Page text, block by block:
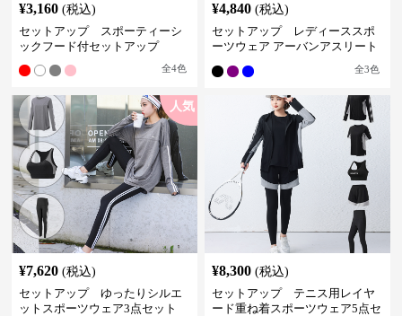
¥3,160 (税込)
セットアップ スポーティーシ
ックフード付セットアップ
全4色
¥4,840 (税込)
セットアップ レディーススポ
ーツウェア アーバンアスリート
全3色
人気
¥7,620 (税込)
セットアップ ゆったりシルエ
ットスポーツウェア3点セット
¥8,300 (税込)
セットアップ テニス用レイヤ
ード重ね着スポーツウェア5点セ